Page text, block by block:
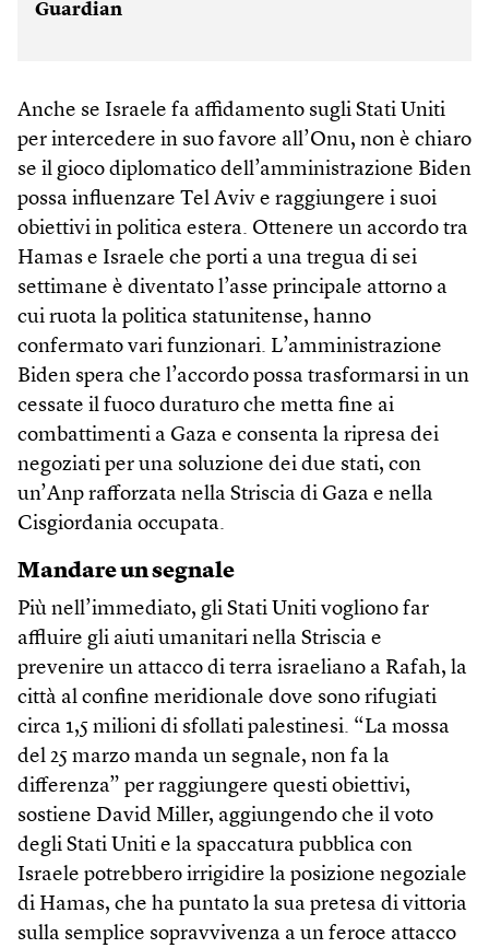
Guardian
Anche se Israele fa affidamento sugli Stati Uniti
per intercedere in suo favore all’Onu, non è chiaro
se il gioco diplomatico dell’amministrazione Biden
possa influenzare Tel Aviv e raggiungere i suoi
obiettivi in politica estera. Ottenere un accordo tra
Hamas e Israele che porti a una tregua di sei
settimane è diventato l’asse principale attorno a
cui ruota la politica statunitense, hanno
confermato vari funzionari. L’amministrazione
Biden spera che l’accordo possa trasformarsi in un
cessate il fuoco duraturo che metta fine ai
combattimenti a Gaza e consenta la ripresa dei
negoziati per una soluzione dei due stati, con
un’Anp rafforzata nella Striscia di Gaza e nella
Cisgiordania occupata.
Mandare un segnale
Più nell’immediato, gli Stati Uniti vogliono far
affluire gli aiuti umanitari nella Striscia e
prevenire un attacco di terra israeliano a Rafah, la
città al confine meridionale dove sono rifugiati
circa 1,5 milioni di sfollati palestinesi. “La mossa
del 25 marzo manda un segnale, non fa la
differenza” per raggiungere questi obiettivi,
sostiene David Miller, aggiungendo che il voto
degli Stati Uniti e la spaccatura pubblica con
Israele potrebbero irrigidire la posizione negoziale
di Hamas, che ha puntato la sua pretesa di vittoria
sulla semplice sopravvivenza a un feroce attacco